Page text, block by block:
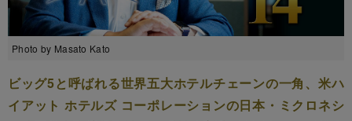
Photo by Masato Kato
ビッグ5と呼ばれる世界五大ホテルチェーンの一角、米ハ
イアット ホテルズ コーポレーションの日本・ミクロネシ